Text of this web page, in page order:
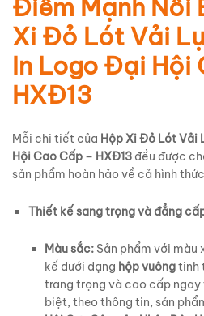
Điểm Mạnh Nổi
Xi Đỏ Lót Vải
In Logo Đại Hội
HXĐ13
Mỗi chi tiết của Hộp Xi Đỏ Lót Vải
Hội Cao Cấp – HXĐ13 đều được
sản phẩm hoàn hảo về cả hình
Thiết kế sang trọng và đẳng
Màu sắc: Sản phẩm với
kế dưới dạng hộp vuôngtinh
trang trọng và cao cấp
biệt, theo thông tin, sản